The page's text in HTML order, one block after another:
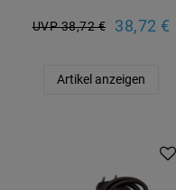
UVP 38,72 € 38,72 €
Artikel anzeigen